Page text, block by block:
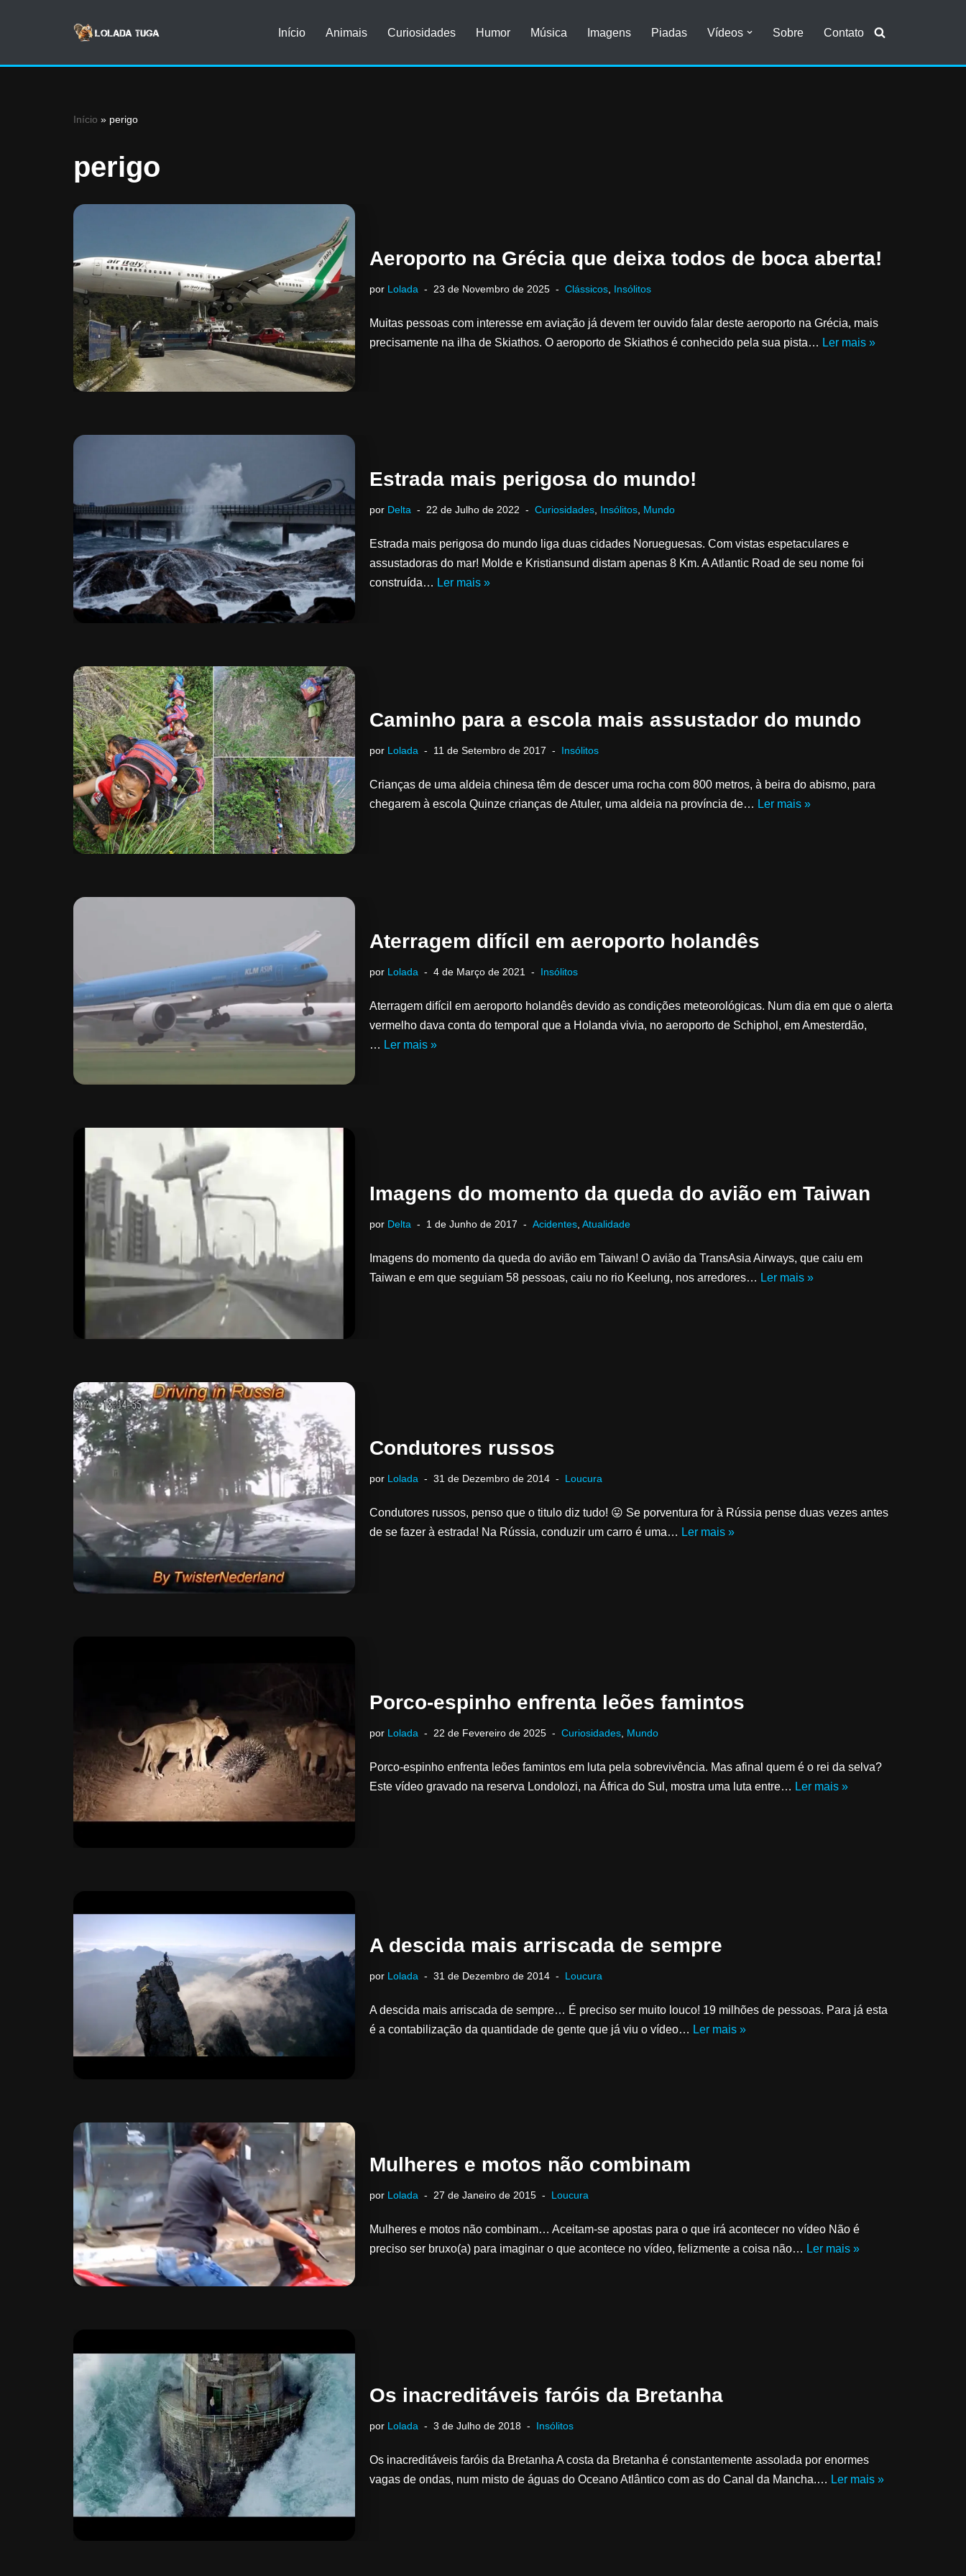
Início Animais Curiosidades Humor Música Imagens Piadas Vídeos Sobre Contato
Início » perigo
perigo
Aeroporto na Grécia que deixa todos de boca aberta!
por Lolada 23 de Novembro de 2025 Clássicos Insólitos
Muitas pessoas com interesse em aviação já devem ter ouvido falar deste aeroporto na Grécia, mais
precisamente na ilha de Skiathos. O aeroporto de Skiathos é conhecido pela sua pista… Ler mais »
Estrada mais perigosa do mundo!
por Delta 22 de Julho de 2022 Curiosidades, Insólitos, Mundo
Estrada mais perigosa do mundo liga duas cidades Norueguesas. Com vistas espetaculares e
assustadoras do mar! Molde e Kristiansund distam apenas 8 Km. A Atlantic Road de seu nome foi
construída… Ler mais »
Caminho para a escola mais assustador do mundo
por Lolada 11 de Setembro de 2017 Insólitos
Crianças de uma aldeia chinesa têm de descer uma rocha com 800 metros, à beira do abismo, para
chegarem à escola Quinze crianças de Atuler, uma aldeia na província de… Ler mais »
Aterragem difícil em aeroporto holandês
por Lolada 4 de Março de 2021 Insólitos
Aterragem difícil em aeroporto holandês devido as condições meteorológicas. Num dia em que o alerta
vermelho dava conta do temporal que a Holanda vivia, no aeroporto de Schiphol, em Amesterdão,
… Ler mais »
Imagens do momento da queda do avião em Taiwan
por Delta 1 de Junho de 2017 Acidentes, Atualidade
Imagens do momento da queda do avião em Taiwan! O avião da TransAsia Airways, que caiu em
Taiwan e em que seguiam 58 pessoas, caiu no rio Keelung, nos arredores… Ler mais »
Condutores russos
por Lolada 31 de Dezembro de 2014 Loucura
Condutores russos, penso que o titulo diz tudo! 😛 Se porventura for à Rússia pense duas vezes antes
de se fazer à estrada! Na Rússia, conduzir um carro é uma… Ler mais »
Porco-espinho enfrenta leões famintos
por Lolada 22 de Fevereiro de 2025 Curiosidades, Mundo
Porco-espinho enfrenta leões famintos em luta pela sobrevivência. Mas afinal quem é o rei da selva?
Este vídeo gravado na reserva Londolozi, na África do Sul, mostra uma luta entre… Ler mais »
A descida mais arriscada de sempre
por Lolada 31 de Dezembro de 2014 Loucura
A descida mais arriscada de sempre… É preciso ser muito louco! 19 milhões de pessoas. Para já esta
é a contabilização da quantidade de gente que já viu o vídeo… Ler mais »
Mulheres e motos não combinam
por Lolada 27 de Janeiro de 2015 Loucura
Mulheres e motos não combinam… Aceitam-se apostas para o que irá acontecer no vídeo Não é
preciso ser bruxo(a) para imaginar o que acontece no vídeo, felizmente a coisa não… Ler mais »
Os inacreditáveis faróis da Bretanha
por Lolada 3 de Julho de 2018 Insólitos
Os inacreditáveis faróis da Bretanha A costa da Bretanha é constantemente assolada por enormes
vagas de ondas, num misto de águas do Oceano Atlântico com as do Canal da Mancha.… Ler mais »